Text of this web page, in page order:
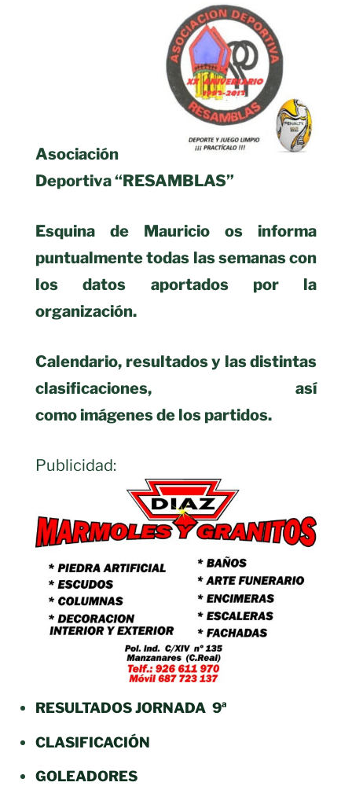
Asociación
Deportiva “RESAMBLAS”
Esquina de Mauricio os informa
puntualmente todas las semanas con
los datos aportados por la
organización.
Calendario, resultados y las distintas
clasificaciones, así
como imágenes de los partidos.
Publicidad:
RESULTADOS JORNADA 9ª
CLASIFICACIÓN
GOLEADORES